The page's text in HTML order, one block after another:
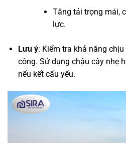
Tăng tải trọng mái,
lực.
Lưu ý: Kiểm tra khả năng
công. Sử dụng chậu cây nhẹ
nếu kết cấu yếu.